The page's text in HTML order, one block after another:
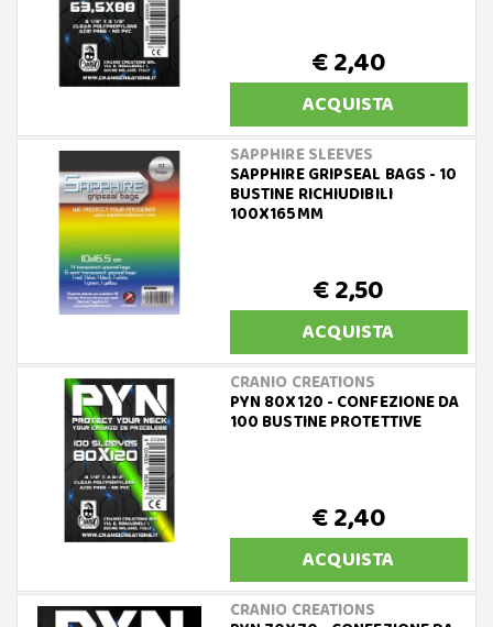
€ 2,40
ACQUISTA
SAPPHIRE SLEEVES
SAPPHIRE GRIPSEAL BAGS - 10
BUSTINE RICHIUDIBILI
100X165MM
€ 2,50
ACQUISTA
CRANIO CREATIONS
PYN 80X120 - CONFEZIONE DA
100 BUSTINE PROTETTIVE
€ 2,40
ACQUISTA
CRANIO CREATIONS